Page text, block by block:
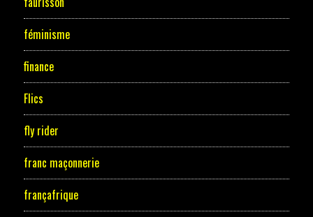
féminisme
finance
Flics
fly rider
franc maçonnerie
françafrique